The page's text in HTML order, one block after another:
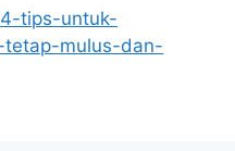
tips-untuk-
mulus-dan-